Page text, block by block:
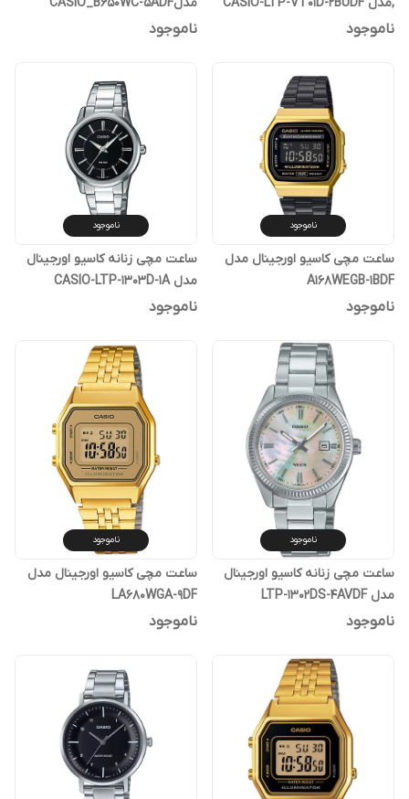
ناموجود ناموجود
ناموجود
ساعت مچی کاسیو اورجینال مدل
A168WEGB-1BDF
ناموجود
ناموجود
ساعت مچی زنانه کاسیو اورجینال
مدل CASIO-LTP-1303D-1A
ناموجود
ناموجود
ساعت مچی زنانه کاسیو اورجینال
مدل LTP-1302DS-4AVDF
ناموجود
ناموجود
ساعت مچی کاسیو اورجینال مدل
LA680WGA-9DF
ناموجود